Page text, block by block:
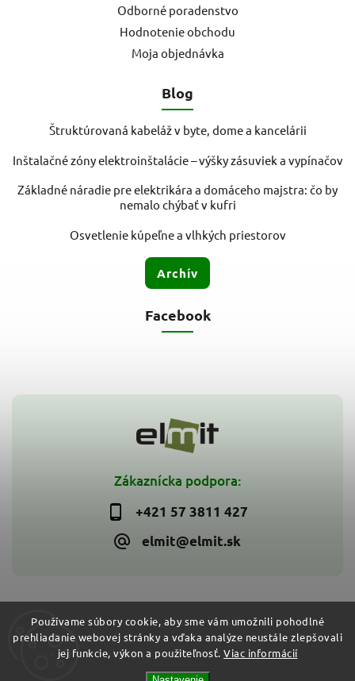
Používame súbory cookie, aby sme vám umožnili pohodlné
prehliadanie webovej stránky a vďaka analýze neustále zlepšovali
jej funkcie, výkon a použiteľnosť. Viac informácií
Zákaznícka podpora:
+421 57 3811 427
elmit@elmit.sk
Odborné poradenstvo
Hodnotenie obchodu
Moja objednávka
Blog
Štruktúrovaná kabeláž v byte, dome a kancelárii
Inštalačné zóny elektroinštalácie – výšky zásuviek a vypínačov
Základné náradie pre elektrikára a domáceho majstra: čo by
nemalo chýbať v kufri
Osvetlenie kúpeľne a vlhkých priestorov
Archív
Facebook
Copyright 2026ELMIT - Elektroinštalačný materiál, svietidlá.
Všetky práva vyhradené.
Shoptet| Design